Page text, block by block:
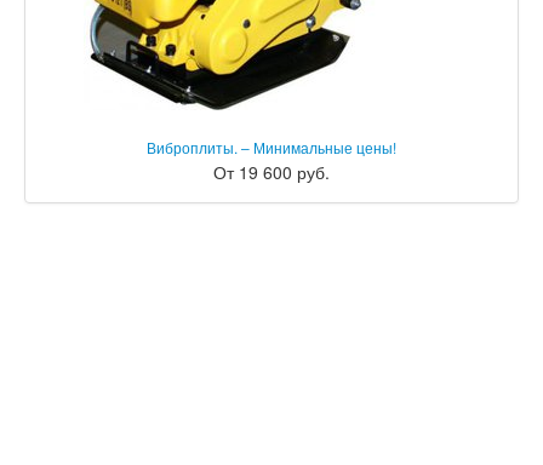
Виброплиты. – Минимальные цены!
От 19 600 руб.